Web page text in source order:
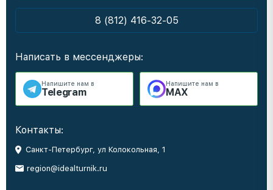
8 (812) 416-32-05
Написать в мессенджеры:
Напишите нам в
Telegram
Напишите нам в
MAX
Контакты:
Санкт-Петербург, ул Колокольная, 1
region@idealturnik.ru